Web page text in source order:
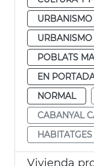
URBANISMO
POBLATS
EN
NORMAL
CABANYAL
HABITATGES
Vivienda